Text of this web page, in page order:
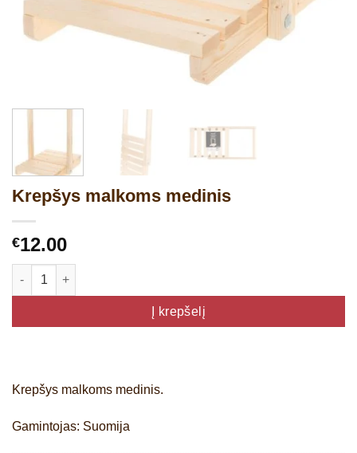
Krepšys malkoms medinis
€12.00
produkto kiekis: Krepšys malkoms medinis
Į krepšelį
Krepšys malkoms medinis.
Gamintojas: Suomija